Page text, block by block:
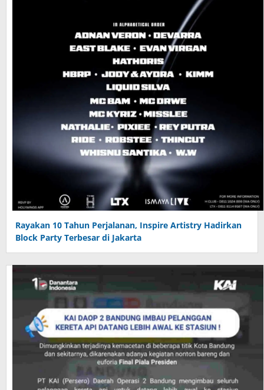
Rayakan 10 Tahun Perjalanan, Inspire Artistry Hadirkan
Block Party Terbesar di Jakarta